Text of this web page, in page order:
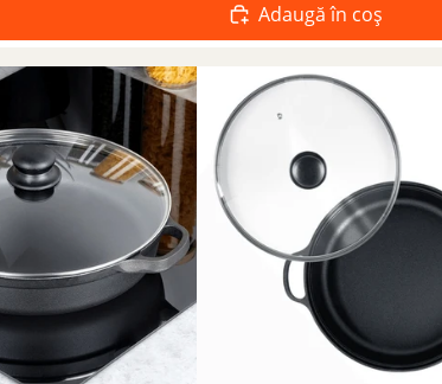
Adaugă în coș